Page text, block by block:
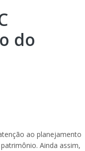
do
ao planejamento
Ainda assim,